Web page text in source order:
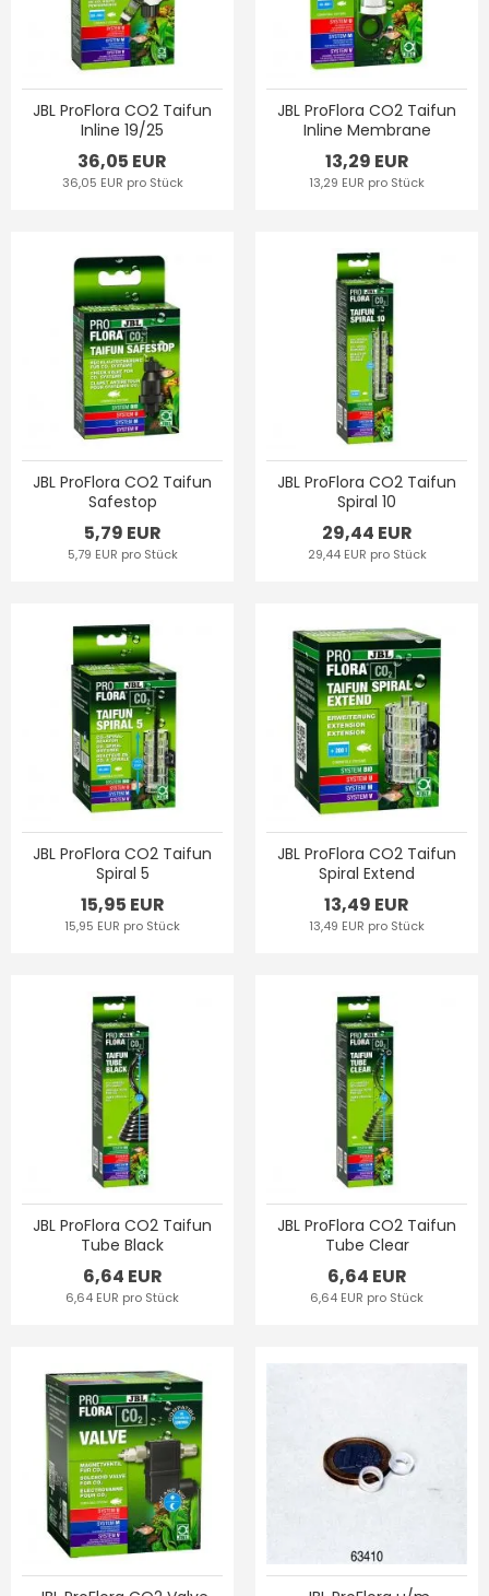
JBL ProFlora CO2 Taifun
Inline 19/25
36,05 EUR
36,05 EUR pro Stück
JBL ProFlora CO2 Taifun
Inline Membrane
13,29 EUR
13,29 EUR pro Stück
JBL ProFlora CO2 Taifun
Safestop
5,79 EUR
5,79 EUR pro Stück
JBL ProFlora CO2 Taifun
Spiral 10
29,44 EUR
29,44 EUR pro Stück
JBL ProFlora CO2 Taifun
Spiral 5
15,95 EUR
15,95 EUR pro Stück
JBL ProFlora CO2 Taifun
Spiral Extend
13,49 EUR
13,49 EUR pro Stück
JBL ProFlora CO2 Taifun
Tube Black
6,64 EUR
6,64 EUR pro Stück
JBL ProFlora CO2 Taifun
Tube Clear
6,64 EUR
6,64 EUR pro Stück